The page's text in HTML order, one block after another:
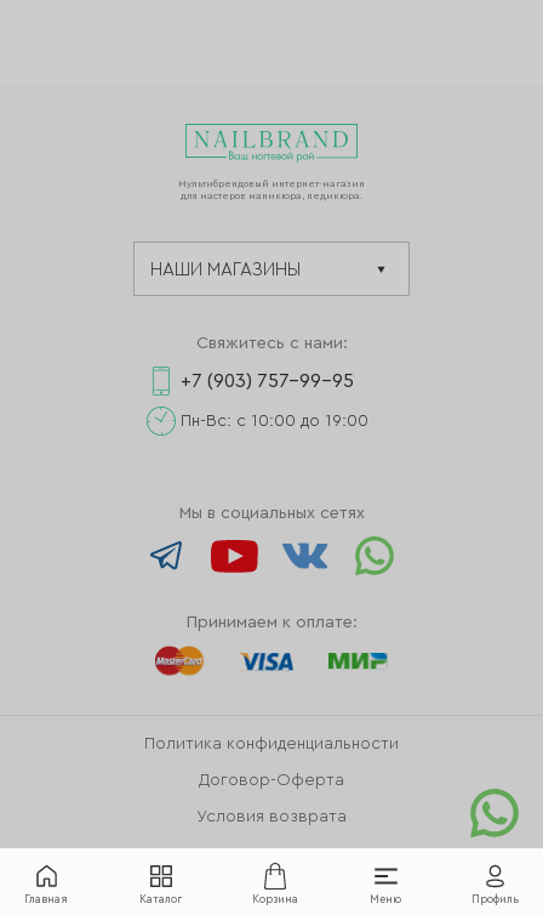
Мультибрендовый интернет-магазин
для мастеров маникюра, педикюра.
Свяжитесь с нами:
+7 (903) 757-99-95
Пн-Вс: с 10:00 до 19:00
Мы в социальных сетях
Принимаем к оплате:
Политика конфиденциальности
Договор-Оферта
Условия возврата
Главная Каталог Корзина Меню Профиль